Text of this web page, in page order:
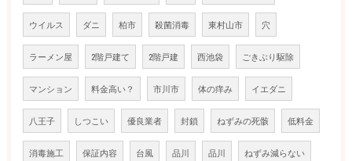
ウイルス ダニ 柏市 殺菌消毒 東村山市 穴
ラーメン屋 2階戸建て 2階戸建 西池袋 ごきぶり駆除
マンション 料金高い？ 市川市 体の痒み イエダニ
八王子 しつこい 優良業者 封鎖 ねずみの死骸 低料金
消毒施工 保証内容 台風 品川 品川 ねずみ減らない